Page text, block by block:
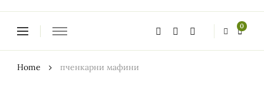
0
Home пченкарни мафини